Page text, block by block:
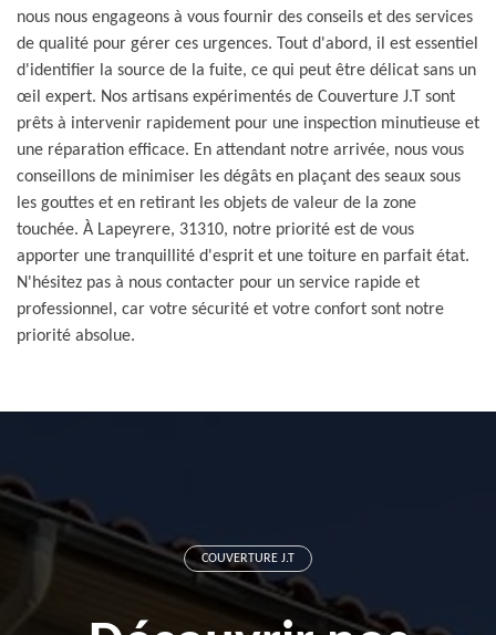
nous nous engageons à vous fournir des conseils et des services
de qualité pour gérer ces urgences. Tout d'abord, il est essentiel
d'identifier la source de la fuite, ce qui peut être délicat sans un
œil expert. Nos artisans expérimentés de Couverture J.T sont
prêts à intervenir rapidement pour une inspection minutieuse et
une réparation efficace. En attendant notre arrivée, nous vous
conseillons de minimiser les dégâts en plaçant des seaux sous
les gouttes et en retirant les objets de valeur de la zone
touchée. À Lapeyrere, 31310, notre priorité est de vous
apporter une tranquillité d'esprit et une toiture en parfait état.
N'hésitez pas à nous contacter pour un service rapide et
professionnel, car votre sécurité et votre confort sont notre
priorité absolue.
COUVERTURE J.T